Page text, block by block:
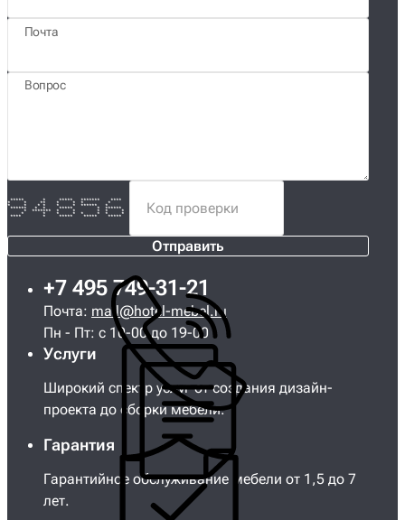
Почта
Вопрос
***** * ***** ******* ****
* * ** * * * *
* * * * * * ****** *
****** * * ***** * ******
* ******* * * * * *
* * * * * * * *
**** * ***** ***** *****
Отправить
+7 495 749-31-21
Почта: mail@hotel-mebel.ru
Пн - Пт: с 10-00 до 19-00
Услуги
Широкий спектр услуг от создания дизайн-
проекта до сборки мебели.
Гарантия
Гарантийное обслуживание мебели от 1,5 до 7
лет.